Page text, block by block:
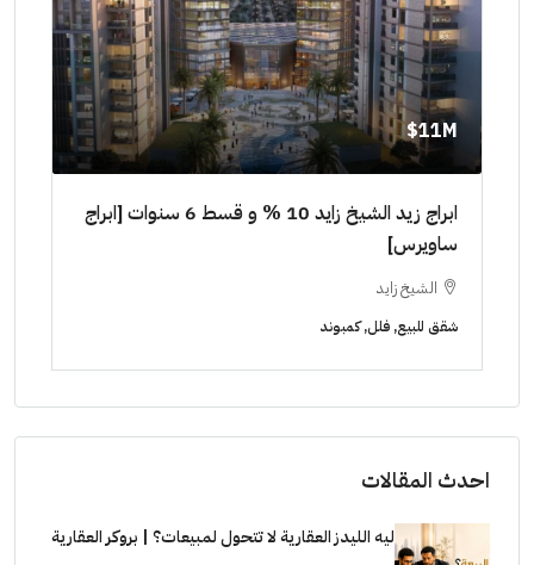
11M$
ابراج زيد الشيخ زايد 10 % و قسط 6 سنوات [ابراج
ساويرس]
الشيخ زايد
شقق للبيع, فلل, كمبوند
احدث المقالات
ليه الليدز العقارية لا تتحول لمبيعات؟ | بروكر العقارية